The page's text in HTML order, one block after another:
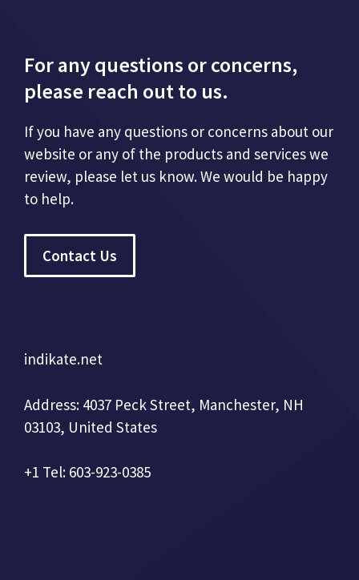
For any questions or concerns,
please reach out to us.
If you have any questions or concerns about our
website or any of the products and services we
review, please let us know. We would be happy
to help.
Contact Us
indikate.net
Address: 4037 Peck Street, Manchester, NH
03103, United States
+1 Tel: 603-923-0385